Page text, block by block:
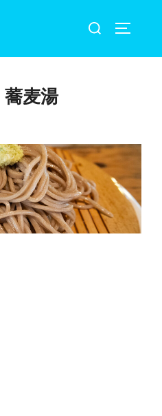
検
対
蕎麦湯